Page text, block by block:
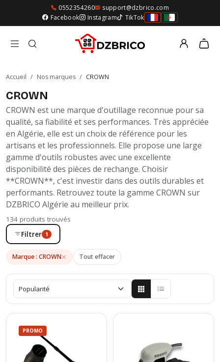
0552354260
support@dzbrico.com
Facebook
Instagram TikTok
Accueil / Nos marques / CROWN
CROWN
CROWN est une marque d'outillage reconnue pour sa
qualité, sa fiabilité et ses performances. Très appréciée
en Algérie, elle est un choix de référence pour les
artisans et les professionnels. Elle propose une large
gamme d'outils robustes avec une excellente
disponibilité des pièces de rechange. Choisir
**CROWN**, c'est investir dans des outils durables et
performants. Retrouvez toute la gamme CROWN sur
DZBRICO Algérie au meilleur prix.
134 produits trouvés
Filtrer 1
Marque : CROWN Tout effacer
PROMO